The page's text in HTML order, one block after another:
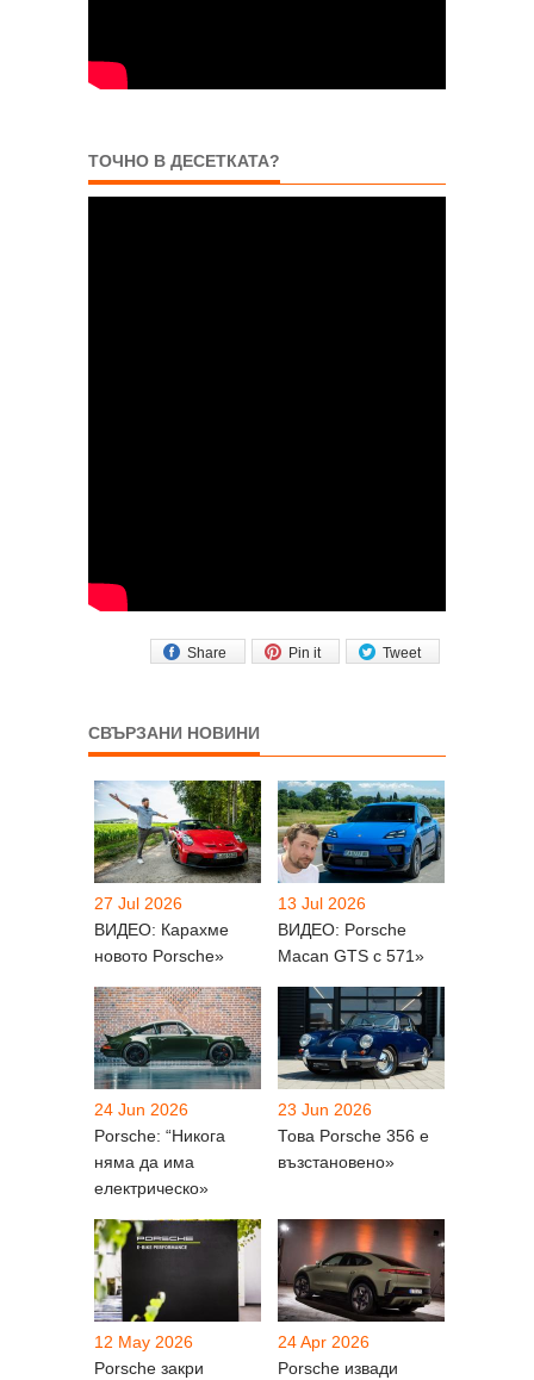
ТОЧНО В ДЕСЕТКАТА?
Tweet
Pin it
Share
СВЪРЗАНИ НОВИНИ
27 Jul 2026
ВИДЕО: Карахме
новото Porsche»
13 Jul 2026
ВИДЕО: Porsche
Macan GTS с 571»
24 Jun 2026
Porsche: “Никога
няма да има
електрическо»
23 Jun 2026
Това Porsche 356 е
възстановено»
12 May 2026
Porsche закри
24 Apr 2026
Porsche извади